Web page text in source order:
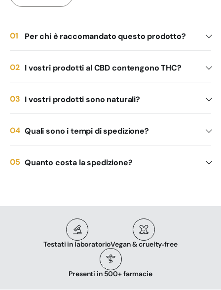
Per chi è raccomandato questo prodotto?
I vostri prodotti al CBD contengono THC?
I vostri prodotti sono naturali?
Quali sono i tempi di spedizione?
Quanto costa la spedizione?
Testati in laboratorioVegan & cruelty‑free
Presenti in 500+ farmacie